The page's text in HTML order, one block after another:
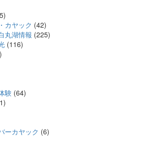
カヤック (42)
丸湖情報 (225)
(116)
験 (64)
ーカヤック (6)